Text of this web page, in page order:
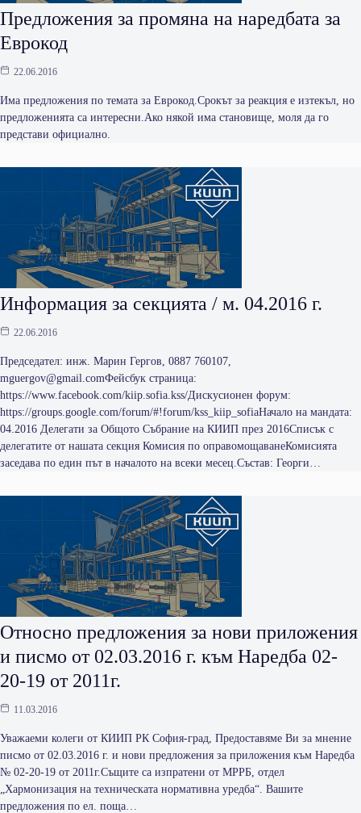
Предложения за промяна на наредбата за
Еврокод
22.06.2016
Има предложения по темата за Еврокод.Срокът за реакция е изтекъл, но
предложенията са интересни.Ако някой има становище, моля да го
представи официално.
Информация за секцията / м. 04.2016 г.
22.06.2016
Председател: инж. Марин Гергов, 0887 760107,
mguergov@gmail.comФейсбук страница:
https://www.facebook.com/kiip.sofia.kss/Дискусионен форум:
https://groups.google.com/forum/#!forum/kss_kiip_sofiaНачало на мандата:
04.2016 Делегати за Общото Събрание на КИИП през 2016Списък с
делегатите от нашата секция Комисия по оправомощаванеКомисията
заседава по един път в началото на всеки месец.Състав: Георги…
Относно предложения за нови приложения
и писмо от 02.03.2016 г. към Наредба 02-
20-19 от 2011г.
11.03.2016
Уважаеми колеги от КИИП РК София-град, Предоставяме Ви за мнение
писмо от 02.03.2016 г. и нови предложения за приложения към Наредба
№ 02-20-19 от 2011г.Същите са изпратени от МРРБ, отдел
„Хармонизация на техническата нормативна уредба“. Вашите
предложения по ел. поща…